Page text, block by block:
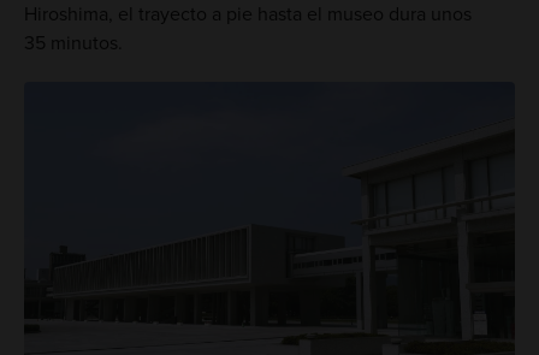
Hiroshima, el trayecto a pie hasta el museo dura unos
35 minutos.